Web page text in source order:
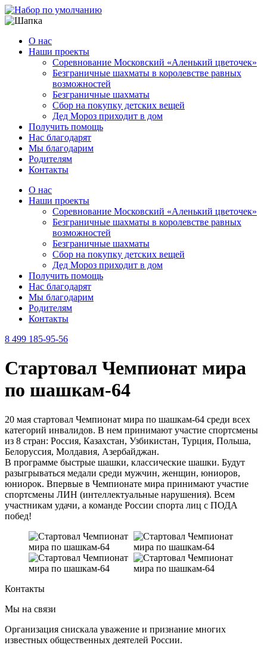
Перейти
к
О нас
Наши проекты
Соревнование Московский «Аленький цветочек»
Безграничные шахматы в королевстве равных
возможностей
Безграничные шахматы
Сбор на покупку детских вещей
Дед Мороз приходит в дом
Получить помощь
Нас благодарят
Мы благодарим
Родителям
Контакты
О нас
Наши проекты
Соревнование Московский «Аленький цветочек»
Безграничные шахматы в королевстве равных
возможностей
Безграничные шахматы
Сбор на покупку детских вещей
Дед Мороз приходит в дом
Получить помощь
Нас благодарят
Мы благодарим
Родителям
Контакты
8 499 185-95-56
Стартовал Чемпионат мира
по шашкам-64
20 мая стартовал Чемпионат мира по шашкам-64 среди всех
категорий инвалидов. В нем принимают участие спортсмены
из 8 стран: Россия, Казахстан, Узбикистан, Турция, Польша,
Белоруссия, Молдавия, Азербайджан.
В программе быстрые шашки, классические шашки. Будут
разыгрываться медали среди мужчин, женщин, юниоров,
юниорок. Впервые в Чемпионате мира принимают участие
спортсмены ЛИН (интеллектуальные нарушения). Всем
участникам удачи, а команде России спорта лиц с ПОДА
побед!
Контакты
Мы на связи
Организация снискала уважение и признание многих
известных общественных деятелей России.